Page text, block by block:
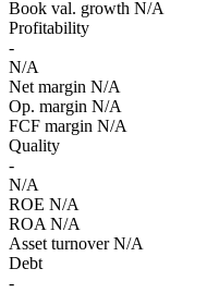
Book val. growth N/A
Profitability
-
N/A
Net margin N/A
Op. margin N/A
FCF margin N/A
Quality
-
N/A
ROE N/A
ROA N/A
Asset turnover N/A
Debt
-